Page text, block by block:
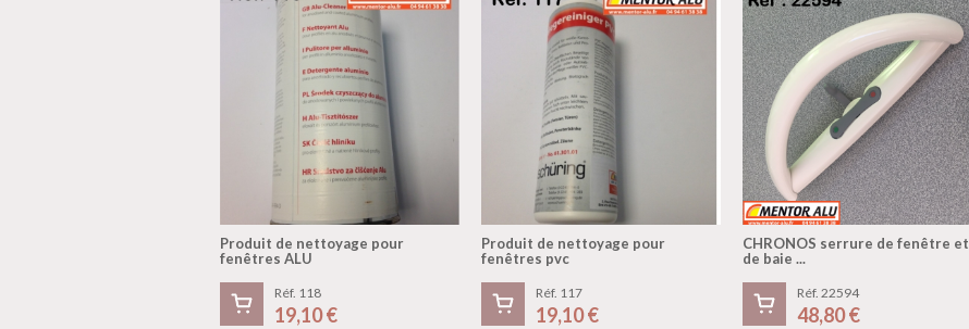
Produit de nettoyage pour
fenêtres ALU
Réf. 118
19,10 €
Produit de nettoyage pour
fenêtres pvc
Réf. 117
19,10 €
CHRONOS serrure de fenêtre et
de baie ...
Réf. 22594
48,80 €